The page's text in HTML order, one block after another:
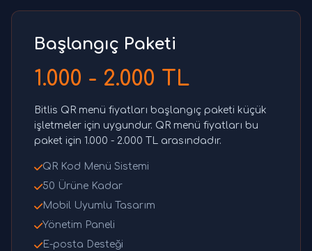
Başlangıç Paketi
1.000 - 2.000 TL
Bitlis QR menü fiyatları başlangıç paketi küçük
işletmeler için uygundur. QR menü fiyatları bu
paket için 1.000 - 2.000 TL arasındadır.
QR Kod Menü Sistemi
50 Ürüne Kadar
Mobil Uyumlu Tasarım
Yönetim Paneli
E-posta Desteği